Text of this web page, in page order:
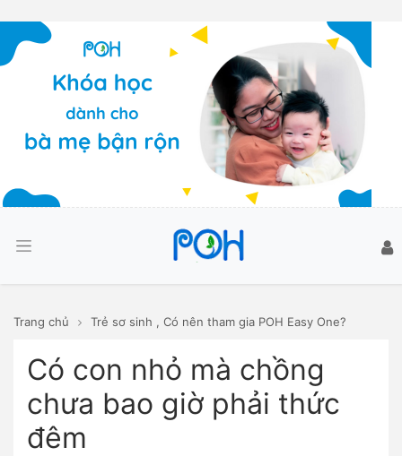
Trang chủ Trẻ sơ sinh , Có nên tham gia POH Easy One?
Có con nhỏ mà chồng
chưa bao giờ phải thức
đêm